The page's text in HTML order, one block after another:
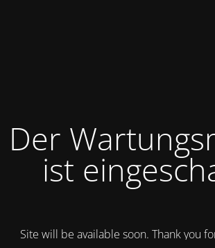
Der
ist
Site will be available soon. Thank you